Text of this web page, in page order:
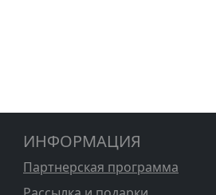
ИНФОРМАЦИЯ
Партнерская программа